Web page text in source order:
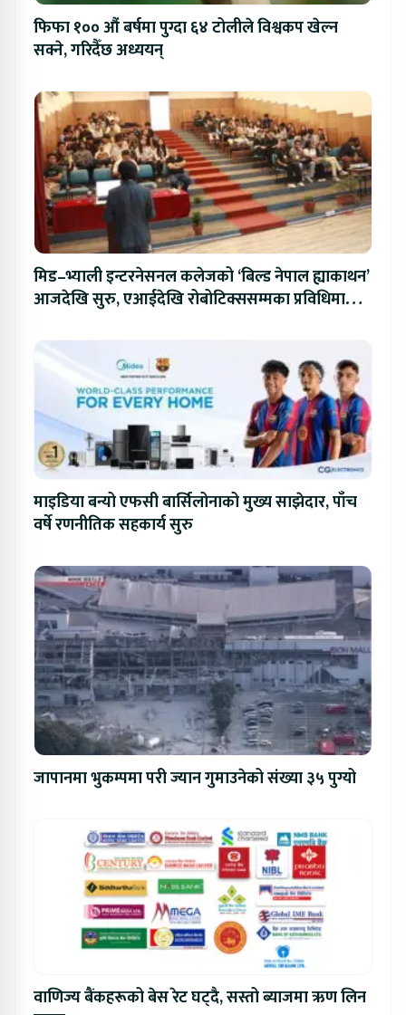
फिफा १०० औं बर्षमा पुग्दा ६४ टोलीले विश्वकप खेल्न
सक्ने, गरिदैँछ अध्ययन्
मिड–भ्याली इन्टरनेसनल कलेजको ‘बिल्ड नेपाल ह्याकाथन’
आजदेखि सुरु, एआईदेखि रोबोटिक्ससम्मका प्रविधिमा
माइडिया बन्यो एफसी बार्सिलोनाको मुख्य साझेदार, पाँच
वर्षे रणनीतिक सहकार्य सुरु
जापानमा भुकम्पमा परी ज्यान गुमाउनेको संख्या ३५ पुग्यो
वाणिज्य बैंकहरूको बेस रेट घट्दै, सस्तो ब्याजमा ऋण लिन